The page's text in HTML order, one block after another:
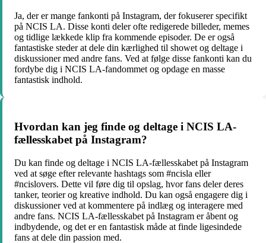
Ja, der er mange fankonti på Instagram, der fokuserer specifikt
på NCIS LA. Disse konti deler ofte redigerede billeder, memes
og tidlige lækkede klip fra kommende episoder. De er også
fantastiske steder at dele din kærlighed til showet og deltage i
diskussioner med andre fans. Ved at følge disse fankonti kan du
fordybe dig i NCIS LA-fandommet og opdage en masse
fantastisk indhold.
Hvordan kan jeg finde og deltage i NCIS LA-
fællesskabet på Instagram?
Du kan finde og deltage i NCIS LA-fællesskabet på Instagram
ved at søge efter relevante hashtags som #ncisla eller
#ncislovers. Dette vil føre dig til opslag, hvor fans deler deres
tanker, teorier og kreative indhold. Du kan også engagere dig i
diskussioner ved at kommentere på indlæg og interagere med
andre fans. NCIS LA-fællesskabet på Instagram er åbent og
indbydende, og det er en fantastisk måde at finde ligesindede
fans at dele din passion med.